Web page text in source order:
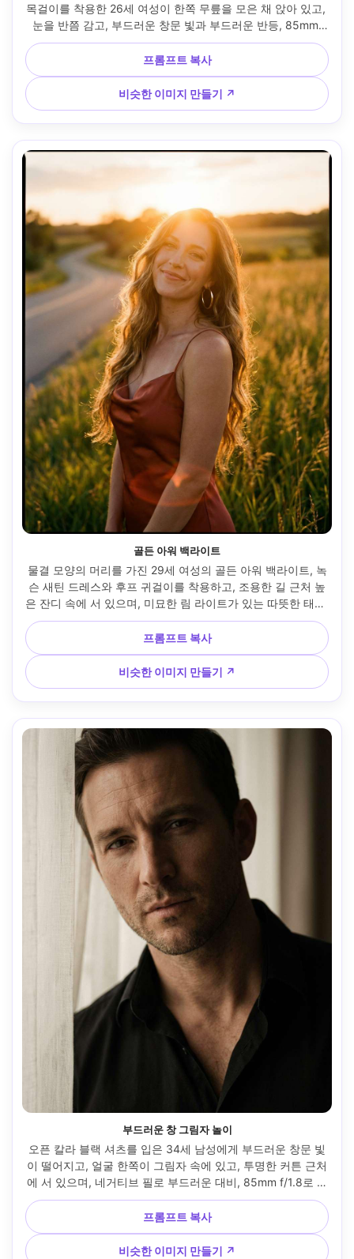
목걸이를 착용한 26세 여성이 한쪽 무릎을 모은 채 앉아 있고,
눈을 반쯤 감고, 부드러운 창문 빛과 부드러운 반등, 85mm
f/1.8, 자연광 클로즈업, 부드러운 매혹적인 분위기, 사실적인
모공과 부드러운 그림자, 편집 마감, 날카로운 초점, 고해상도
--ar 4:5
프롬프트 복사
비슷한 이미지 만들기 ↗
골든 아워 백라이트
물결 모양의 머리를 가진 29세 여성의 골든 아워 백라이트, 녹
슨 새틴 드레스와 후프 귀걸이를 착용하고, 조용한 길 근처 높
은 잔디 속에 서 있으며, 미묘한 림 라이트가 있는 따뜻한 태양
플레어, 85mm f/1.4 보케, 가슴 위로 프레임, 빛나는 유혹 무
드, 사실적인 피부 질감, 자연 그림자, 시네마틱 등급, 고해상도
--ar 4:5
프롬프트 복사
비슷한 이미지 만들기 ↗
부드러운 창 그림자 놀이
오픈 칼라 블랙 셔츠를 입은 34세 남성에게 부드러운 창문 빛
이 떨어지고, 얼굴 한쪽이 그림자 속에 있고, 투명한 커튼 근처
에 서 있으며, 네거티브 필로 부드러운 대비, 85mm f/1.8로 촬
영, 타이트한 인물 크롭, 절제된 유혹적인 분위기, 사실적인 모
공과 가시, 무디 컬러 그레이딩, 선명한 초점 --ar 4:5
프롬프트 복사
비슷한 이미지 만들기 ↗